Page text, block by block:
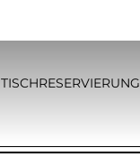
TISCHRESERVIERUNG